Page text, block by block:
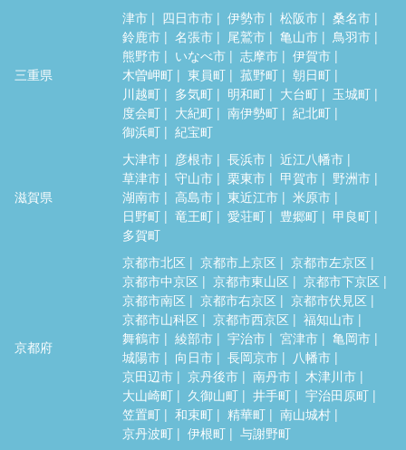
三重県
津市 四日市市 伊勢市 松阪市
桑名市
鈴鹿市
名張市 尾鷲市 亀山市
鳥羽市
熊野市
いなべ市 志摩市
伊賀市
木曽岬町
東員町 菰野町
朝日町
川越町
多気町 明和町 大台町
玉城町
度会町
大紀町 南伊勢町
紀北町
御浜町
紀宝町
滋賀県
大津市 彦根市 長浜市
近江八幡市
草津市
守山市 栗東市 甲賀市
野洲市
湖南市
高島市 東近江市
米原市
日野町
竜王町 愛荘町 豊郷町
甲良町
多賀町
京都府
京都市北区 京都市上京区
京都市左京区
京都市中京区
京都市東山区
京都市下京区
京都市南区
京都市右京区
京都市伏見区
京都市山科区
京都市西京区
福知山市
舞鶴市
綾部市 宇治市 宮津市
亀岡市
城陽市
向日市 長岡京市
八幡市
京田辺市
京丹後市 南丹市
木津川市
大山崎町
久御山町 井手町
宇治田原町
笠置町
和束町 精華町
南山城村
京丹波町
伊根町 与謝野町